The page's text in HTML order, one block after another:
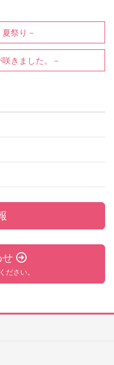
祭り－
きました。－
せ
ださい。